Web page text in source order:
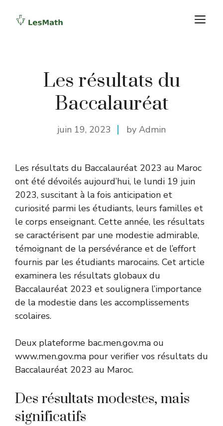
Les résultats du
Baccalauréat
juin 19, 2023 by Admin
Les résultats du Baccalauréat 2023 au Maroc
ont été dévoilés aujourd’hui, le lundi 19 juin
2023, suscitant à la fois anticipation et
curiosité parmi les étudiants, leurs familles et
le corps enseignant. Cette année, les résultats
se caractérisent par une modestie admirable,
témoignant de la persévérance et de l’effort
fournis par les étudiants marocains. Cet article
examinera les résultats globaux du
Baccalauréat 2023 et soulignera l’importance
de la modestie dans les accomplissements
scolaires.
Deux plateforme bac.men.gov.ma ou
www.men.gov.ma pour verifier vos résultats du
Baccalauréat 2023 au Maroc.
Des résultats modestes, mais
significatifs